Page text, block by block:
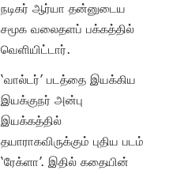
நடிகர் ஆர்யா தன்னுடைய
சமூக வலைதளப் பக்கத்தில்
வெளியிட்டார்.
‘வால்டர்’ படத்தை இயக்கிய
இயக்குநர் அன்பு
இயக்கத்தில்
தயாராகவிருக்கும் புதிய படம்
‘ரேக்ளா’. இதில் கதையின்